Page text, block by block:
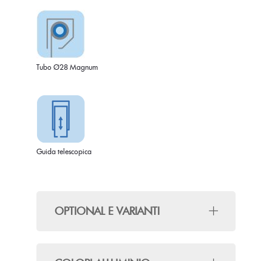
Tubo Ø28 Magnum
Guida telescopica
OPTIONAL E VARIANTI